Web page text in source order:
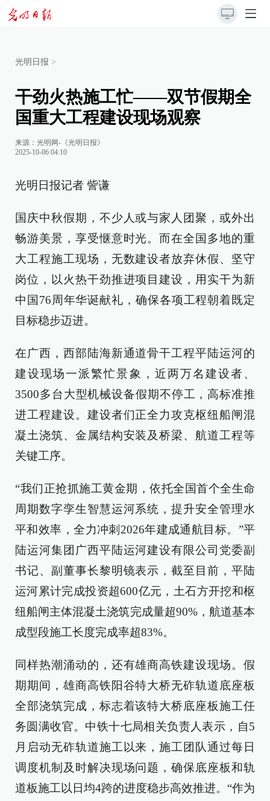
光明日报 >
干劲火热施工忙——双节假期全
国重大工程建设现场观察
来源： 光明网-《光明日报》
2025-10-06 04:10
光明日报记者 訾谦
国庆中秋假期，不少人或与家人团聚，或外出
畅游美景，享受惬意时光。而在全国多地的重
大工程施工现场，无数建设者放弃休假、坚守
岗位，以火热干劲推进项目建设，用实干为新
中国76周年华诞献礼，确保各项工程朝着既定
目标稳步迈进。
在广西，西部陆海新通道骨干工程平陆运河的
建设现场一派繁忙景象，近两万名建设者、
3500多台大型机械设备假期不停工，高标准推
进工程建设。建设者们正全力攻克枢纽船闸混
凝土浇筑、金属结构安装及桥梁、航道工程等
关键工序。
“我们正抢抓施工黄金期，依托全国首个全生命
周期数字孪生智慧运河系统，提升安全管理水
平和效率，全力冲刺2026年建成通航目标。”平
陆运河集团广西平陆运河建设有限公司党委副
书记、副董事长黎明镜表示，截至目前，平陆
运河累计完成投资超600亿元，土石方开挖和枢
纽船闸主体混凝土浇筑完成量超90%，航道基本
成型段施工长度完成率超83%。
同样热潮涌动的，还有雄商高铁建设现场。假
期期间，雄商高铁阳谷特大桥无砟轨道底座板
全部浇筑完成，标志着该特大桥底座板施工任
务圆满收官。中铁十七局相关负责人表示，自5
月启动无砟轨道施工以来，施工团队通过每日
调度机制及时解决现场问题，确保底座板和轨
道板施工以日均4跨的进度稳步高效推进。“作为